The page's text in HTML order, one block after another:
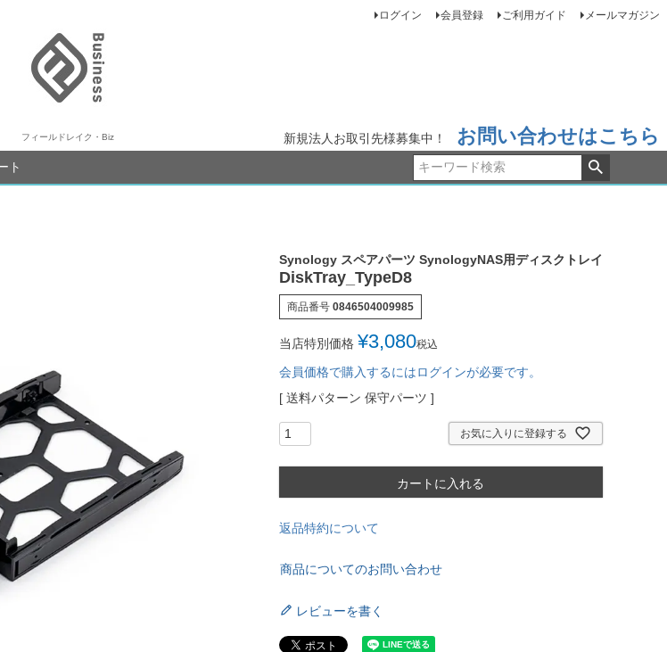
フィールドレイク・Biz
ログイン 会員登録 ご利用ガイド メールマガジン
新規法人お取引先様募集中！ お問い合わせはこちら
ト
Synology スペアパーツ SynologyNAS用ディスクトレイ
DiskTray_TypeD8
商品番号 0846504009985
当店特別価格 ¥3,080税込
会員価格で購入するにはログインが必要です。
送料パターン 保守パーツ
お気に入りに登録する
カートに入れる
返品特約について
商品についてのお問い合わせ
レビューを書く